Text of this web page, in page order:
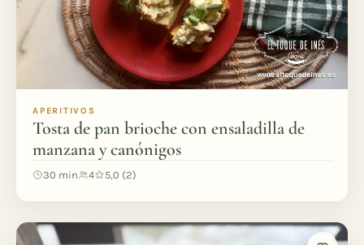
APERITIVOS
Tosta de pan brioche con ensaladilla de
manzana y canónigos
30 min 4 5,0 (2)